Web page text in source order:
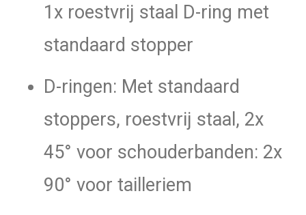
1x roestvrij staal D-ring met
standaard stopper
D-ringen: Met standaard
stoppers, roestvrij staal, 2x
45° voor schouderbanden: 2x
90° voor tailleriem